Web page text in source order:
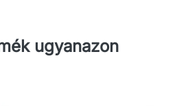
ugyanazon